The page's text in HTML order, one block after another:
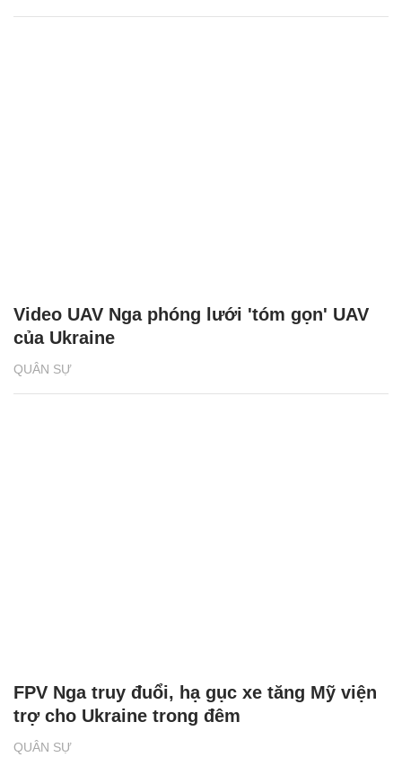
QUÂN SỰ
Video UAV Nga phóng lưới 'tóm gọn' UAV
của Ukraine
QUÂN SỰ
FPV Nga truy đuổi, hạ gục xe tăng Mỹ viện
trợ cho Ukraine trong đêm